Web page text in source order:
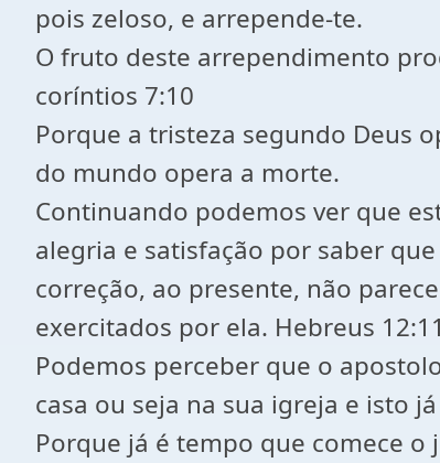
pois zeloso, e arrepende-te.
O fruto deste arrependimento
coríntios 7:10
Porque a tristeza segundo Deus
do mundo opera a morte.
Continuando podemos ver que
alegria e satisfação por saber
correção, ao presente, não
exercitados por ela. Hebreus
Podemos perceber que o
casa ou seja na sua igreja e isto
Porque já é tempo que comece